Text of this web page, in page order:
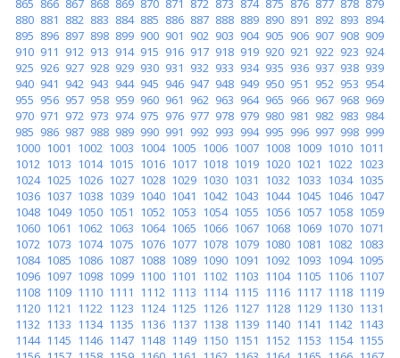
865 866 867 868 869 870 871 872 873 874 875 876 877 878 879
880 881 882 883 884 885 886 887 888 889 890 891 892 893 894
895 896 897 898 899 900 901 902 903 904 905 906 907 908 909
910 911 912 913 914 915 916 917 918 919 920 921 922 923 924
925 926 927 928 929 930 931 932 933 934 935 936 937 938 939
940 941 942 943 944 945 946 947 948 949 950 951 952 953 954
955 956 957 958 959 960 961 962 963 964 965 966 967 968 969
970 971 972 973 974 975 976 977 978 979 980 981 982 983 984
985 986 987 988 989 990 991 992 993 994 995 996 997 998 999
1000 1001 1002 1003 1004 1005 1006 1007 1008 1009 1010 1011
1012 1013 1014 1015 1016 1017 1018 1019 1020 1021 1022 1023
1024 1025 1026 1027 1028 1029 1030 1031 1032 1033 1034 1035
1036 1037 1038 1039 1040 1041 1042 1043 1044 1045 1046 1047
1048 1049 1050 1051 1052 1053 1054 1055 1056 1057 1058 1059
1060 1061 1062 1063 1064 1065 1066 1067 1068 1069 1070 1071
1072 1073 1074 1075 1076 1077 1078 1079 1080 1081 1082 1083
1084 1085 1086 1087 1088 1089 1090 1091 1092 1093 1094 1095
1096 1097 1098 1099 1100 1101 1102 1103 1104 1105 1106 1107
1108 1109 1110 1111 1112 1113 1114 1115 1116 1117 1118 1119
1120 1121 1122 1123 1124 1125 1126 1127 1128 1129 1130 1131
1132 1133 1134 1135 1136 1137 1138 1139 1140 1141 1142 1143
1144 1145 1146 1147 1148 1149 1150 1151 1152 1153 1154 1155